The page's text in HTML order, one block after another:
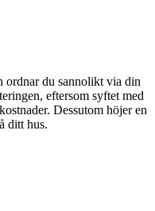
ordnar du sannolikt via din
eftersom syftet med
Dessutom höjer en
ditt hus.